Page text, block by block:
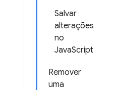
Salvar
alterações
no
JavaScript
Remover
uma